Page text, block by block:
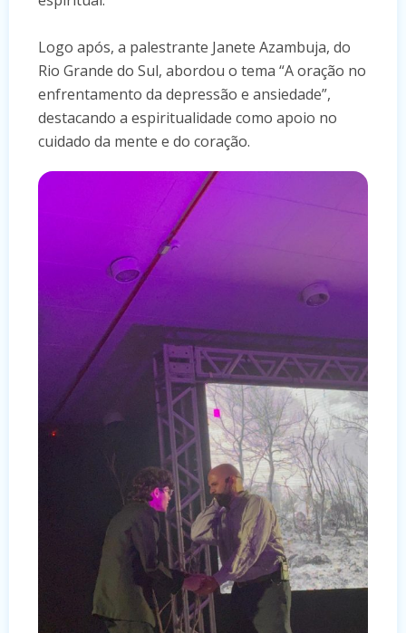
Logo após, a palestrante Janete Azambuja, do
Rio Grande do Sul, abordou o tema “A oração no
enfrentamento da depressão e ansiedade”,
destacando a espiritualidade como apoio no
cuidado da mente e do coração.